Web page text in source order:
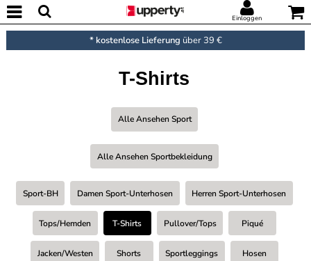
Einloggen
* kostenlose Lieferung über 39 €
T-Shirts
Alle Ansehen Sport
Alle Ansehen Sportbekleidung
Sport-BH Damen Sport-Unterhosen Herren Sport-Unterhosen
Tops/Hemden T-Shirts Pullover/Tops Piqué
Jacken/Westen Shorts Sportleggings Hosen